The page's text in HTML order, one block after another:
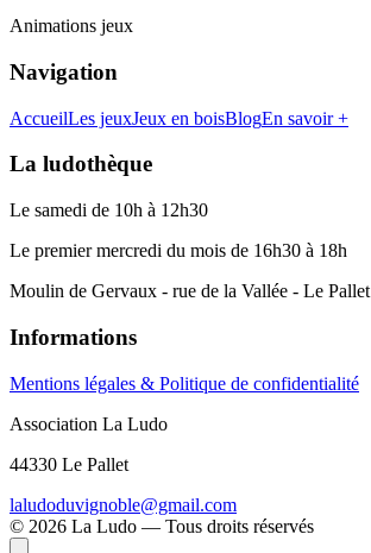
Animations jeux
Navigation
AccueilLes jeuxJeux en boisBlogEn savoir +
La ludothèque
Le samedi de 10h à 12h30
Le premier mercredi du mois de 16h30 à 18h
Moulin de Gervaux - rue de la Vallée - Le Pallet
Informations
Mentions légales & Politique de confidentialité
Association La Ludo
44330 Le Pallet
laludoduvignoble@gmail.com
© 2026 La Ludo — Tous droits réservés